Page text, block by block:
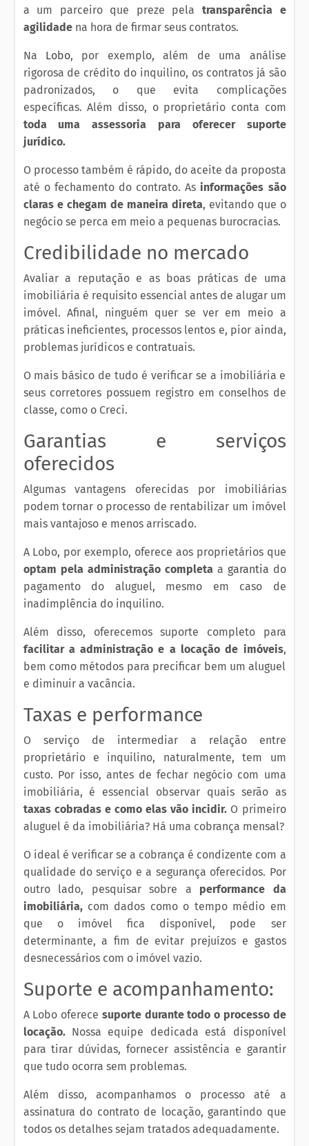
a um parceiro que preze pela transparência e
agilidade na hora de firmar seus contratos.
Na Lobo, por exemplo, além de uma análise
rigorosa de crédito do inquilino, os contratos já são
padronizados, o que evita complicações
específicas. Além disso, o proprietário conta com
toda uma assessoria para oferecer suporte
jurídico.
O processo também é rápido, do aceite da proposta
até o fechamento do contrato. Asinformações são
claras e chegam de maneira direta, evitando que o
negócio se perca em meio a pequenas burocracias.
Credibilidade no mercado
Avaliar a reputação e as boas práticas de uma
imobiliária é requisito essencial antes de alugar um
imóvel. Afinal, ninguém quer se ver em meio a
práticas ineficientes, processos lentos e, pior ainda,
problemas jurídicos e contratuais.
O mais básico de tudo é verificar se a imobiliária e
seus corretores possuem registro em conselhos de
classe, como o Creci.
Garantias e serviços
oferecidos
Algumas vantagens oferecidas por imobiliárias
podem tornar o processo de rentabilizar um imóvel
mais vantajoso e menos arriscado.
A Lobo, por exemplo, oferece aos proprietários que
optam pela administração completa a garantia do
pagamento do aluguel, mesmo em caso de
inadimplência do inquilino.
Além disso, oferecemos suporte completo para
facilitar a administração e a locação de imóveis,
bem como métodos para precificar bem um aluguel
e diminuir a vacância.
Taxas e performance
O serviço de intermediar a relação entre
proprietário e inquilino, naturalmente, tem um
custo. Por isso, antes de fechar negócio com uma
imobiliária, é essencial observar quais serão as
taxas cobradas e como elas vão incidir. O primeiro
aluguel é da imobiliária? Há uma cobrança mensal?
O ideal é verificar se a cobrança é condizente com a
qualidade do serviço e a segurança oferecidos. Por
outro lado, pesquisar sobre a performance da
imobiliária, com dados como o tempo médio em
que o imóvel fica disponível, pode ser
determinante, a fim de evitar prejuízos e gastos
desnecessários com o imóvel vazio.
Suporte e acompanhamento:
A Lobo oferece suporte durante todo o processo de
locação. Nossa equipe dedicada está disponível
para tirar dúvidas, fornecer assistência e garantir
que tudo ocorra sem problemas.
Além disso, acompanhamos o processo até a
assinatura do contrato de locação, garantindo que
todos os detalhes sejam tratados adequadamente.